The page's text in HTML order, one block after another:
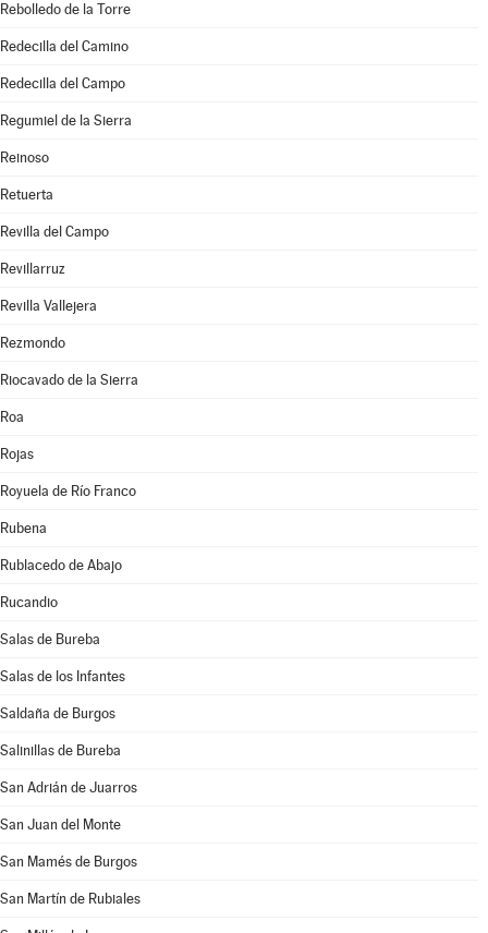
Rebolledo de la Torre
Redecilla del Camino
Redecilla del Campo
Regumiel de la Sierra
Reinoso
Retuerta
Revilla del Campo
Revillarruz
Revilla Vallejera
Rezmondo
Riocavado de la Sierra
Roa
Rojas
Royuela de Río Franco
Rubena
Rublacedo de Abajo
Rucandio
Salas de Bureba
Salas de los Infantes
Saldaña de Burgos
Salinillas de Bureba
San Adrián de Juarros
San Juan del Monte
San Mamés de Burgos
San Martín de Rubiales